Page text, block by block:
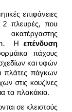
επιφάνειες
2 πλευρές, που
Η επένδυση
πάχους
και υφών
πλάτες πάγκων
στις κουζίνες
τα πλακάκια.
σε κλειστούς